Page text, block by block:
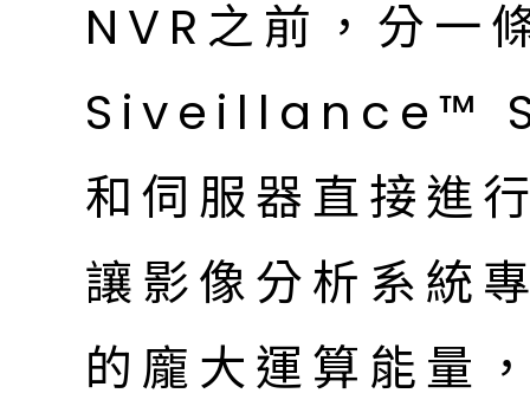
NVR之前，分一
Siveillance™
和伺服器直接進
讓影像分析系統
的龐大運算能量